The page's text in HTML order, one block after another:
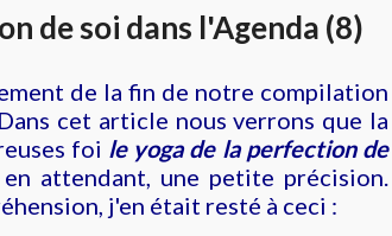
de soi dans l'Agenda (8)
de la fin de notre compilation
cet article nous verrons que la
foi le yoga de la perfection de
attendant, une petite précision.
j'en était resté à ceci :